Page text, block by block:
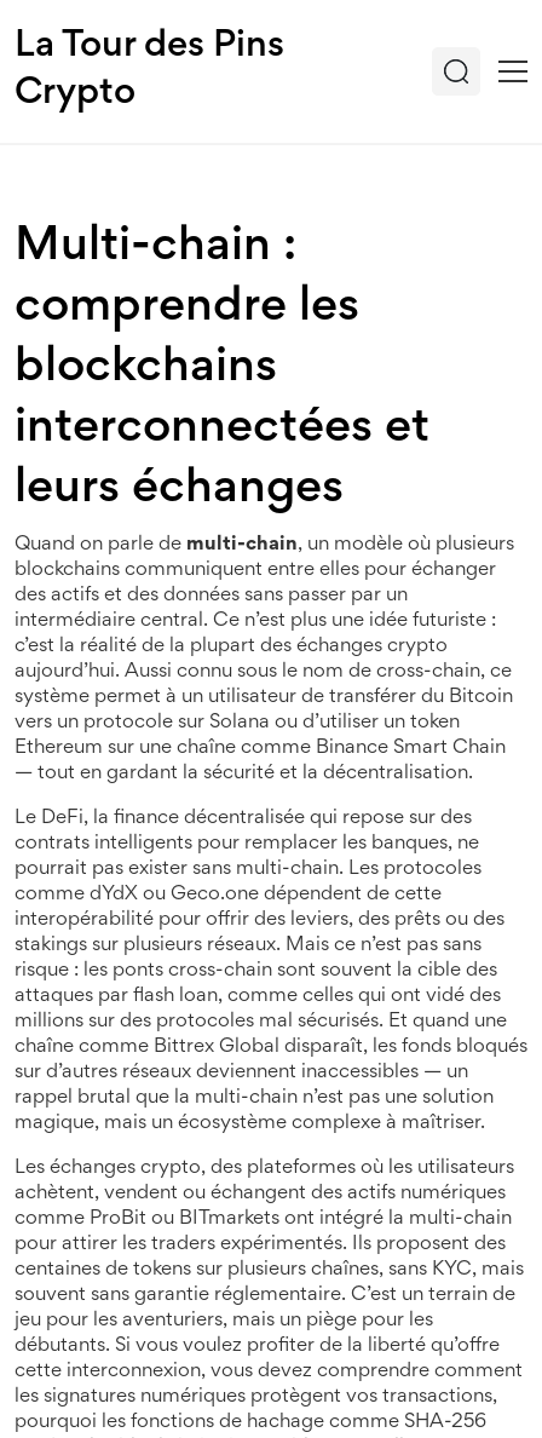
La Tour des Pins
Crypto
Multi-chain :
comprendre les
blockchains
interconnectées et
leurs échanges
Quand on parle de multi-chain, un modèle où plusieurs
blockchains communiquent entre elles pour échanger
des actifs et des données sans passer par un
intermédiaire central. Ce n’est plus une idée futuriste :
c’est la réalité de la plupart des échanges crypto
aujourd’hui. Aussi connu sous le nom de cross-chain, ce
système permet à un utilisateur de transférer du Bitcoin
vers un protocole sur Solana ou d’utiliser un token
Ethereum sur une chaîne comme Binance Smart Chain
— tout en gardant la sécurité et la décentralisation.
Le DeFi, la finance décentralisée qui repose sur des
contrats intelligents pour remplacer les banques, ne
pourrait pas exister sans multi-chain. Les protocoles
comme dYdX ou Geco.one dépendent de cette
interopérabilité pour offrir des leviers, des prêts ou des
stakings sur plusieurs réseaux. Mais ce n’est pas sans
risque : les ponts cross-chain sont souvent la cible des
attaques par flash loan, comme celles qui ont vidé des
millions sur des protocoles mal sécurisés. Et quand une
chaîne comme Bittrex Global disparaît, les fonds bloqués
sur d’autres réseaux deviennent inaccessibles — un
rappel brutal que la multi-chain n’est pas une solution
magique, mais un écosystème complexe à maîtriser.
Les échanges crypto, des plateformes où les utilisateurs
achètent, vendent ou échangent des actifs numériques
comme ProBit ou BITmarkets ont intégré la multi-chain
pour attirer les traders expérimentés. Ils proposent des
centaines de tokens sur plusieurs chaînes, sans KYC, mais
souvent sans garantie réglementaire. C’est un terrain de
jeu pour les aventuriers, mais un piège pour les
débutants. Si vous voulez profiter de la liberté qu’offre
cette interconnexion, vous devez comprendre comment
les signatures numériques protègent vos transactions,
pourquoi les fonctions de hachage comme SHA-256